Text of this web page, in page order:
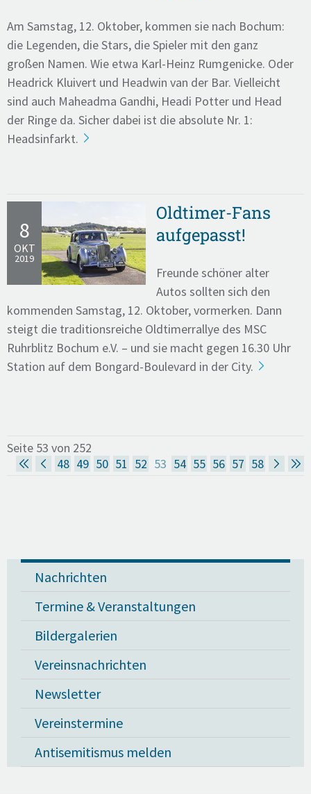
Am Samstag, 12. Oktober, kommen sie nach Bochum:
die Legenden, die Stars, die Spieler mit den ganz
großen Namen. Wie etwa Karl-Heinz Rumgenicke. Oder
Headrick Kluivert und Headwin van der Bar. Vielleicht
sind auch Maheadma Gandhi, Headi Potter und Head
der Ringe da. Sicher dabei ist die absolute Nr. 1:
Headsinfarkt.
8
OKT
2019
Oldtimer-Fans
aufgepasst!
Freunde schöner alter
Autos sollten sich den
kommenden Samstag, 12. Oktober, vormerken. Dann
steigt die traditionsreiche Oldtimerrallye des MSC
Ruhrblitz Bochum e.V. – und sie macht gegen 16.30 Uhr
Station auf dem Bongard-Boulevard in der City.
Seite 53 von 252
48 49 50 51 52 53 54 55 56 57 58
Nachrichten
Termine & Veranstaltungen
Bildergalerien
Vereinsnachrichten
Newsletter
Vereinstermine
Antisemitismus melden